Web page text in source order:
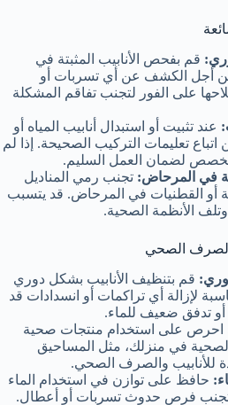
قم بفحص الأنابيب المثبتة في
أجل الكشف عن أي تسربات أو
على الفور لتجنب تفاقم المشكلة
عند تثبيت أو استبدال أنابيب المياه أو
تعليمات التركيب الصحيحة. إذا لم
لضمان العمل السليم.
في المرحاض: تجنب رمي المناديل
أو القطنيات في المرحاض. قد يتسبب
الأنظمة الصحية.
الصحي
قم بتنظيف الأنابيب بشكل دوري
لإزالة أي تراكمات أو انسدادات قد
تدفق ضعيف للماء.
احرص على استخدام منتجات صحية
الصحية في منزلك، مثل المساحيق
للأنابيب والصرف الصحي.
حافظ على توازن في استخدام الماء
فرص حدوث تسربات أو أعطال.